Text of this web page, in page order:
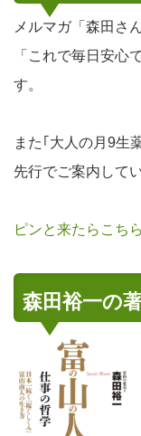
メルマガ「森田さ
「これで毎日安心
す。
また｢大人の月9生
先行でご案内して
ピンと来たらこち
森田裕一の